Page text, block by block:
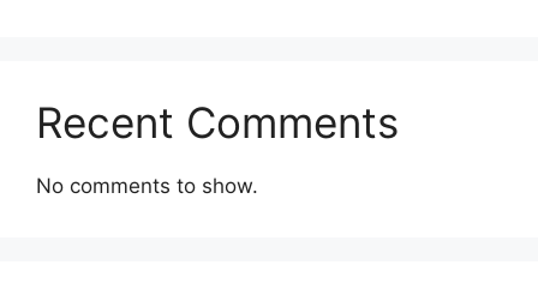
Recent Comments
No comments to show.